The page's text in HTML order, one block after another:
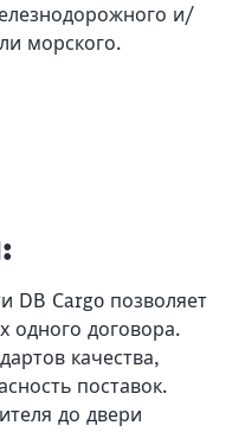
и/
морского.
DB Cargo позволяет
одного договора.
качества,
поставок.
до двери